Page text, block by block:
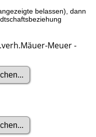
belassen), dann
Meuer -